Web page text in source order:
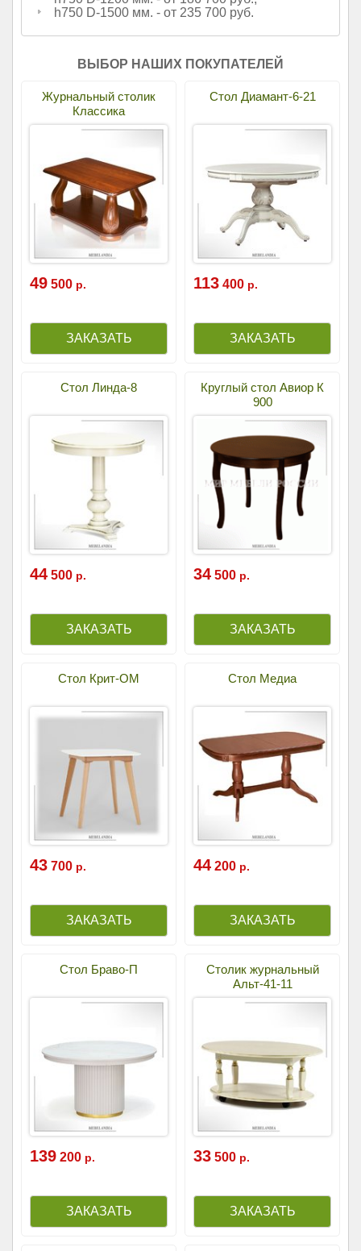
h750 D-1500 мм. - от 235 700 руб.
ВЫБОР НАШИХ ПОКУПАТЕЛЕЙ
Журнальный столик
Классика
49 500 р.
Стол Диамант-6-21
113 400 р.
Стол Линда-8
44 500 р.
Круглый стол Авиор К
900
34 500 р.
Стол Крит-ОМ
43 700 р.
Стол Медиа
44 200 р.
Стол Браво-П
139 200 р.
Столик журнальный
Альт-41-11
33 500 р.